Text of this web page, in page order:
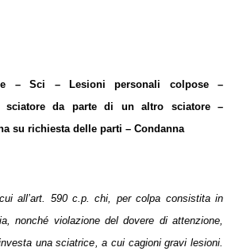
– Sci – Lesioni personali colpose –
sciatore da parte di un altro sciatore –
su richiesta delle parti – Condanna
all’art. 590 c.p. chi, per colpa consistita in
nonché violazione del dovere di attenzione,
una sciatrice, a cui cagioni gravi lesioni.